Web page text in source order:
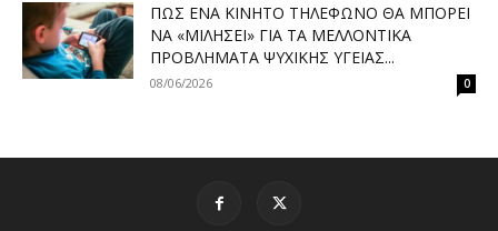
ΠΏΣ ΈΝΑ ΚΙΝΗΤΌ ΤΗΛΈΦΩΝΟ ΘΑ ΜΠΟΡΕΊ
ΝΑ «ΜΙΛΉΣΕΙ» ΓΙΑ ΤΑ ΜΕΛΛΟΝΤΙΚΆ
ΠΡΟΒΛΉΜΑΤΑ ΨΥΧΙΚΉΣ ΥΓΕΊΑΣ...
08/06/2026 0